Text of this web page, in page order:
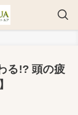
る!? 頭の疲